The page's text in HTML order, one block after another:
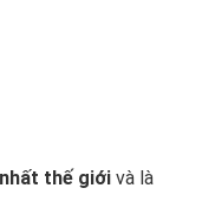
thế giới và là